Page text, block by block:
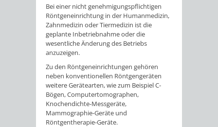
Bei einer nicht genehmigungspflichtigen
Röntgeneinrichtung in der Humanmedizin,
Zahnmedizin oder Tiermedizin ist die
geplante Inbetriebnahme oder die
wesentliche Änderung des Betriebs
anzuzeigen.
Zu den Röntgeneinrichtungen gehören
neben konventionellen Röntgengeräten
weitere Gerätearten, wie zum Beispiel C-
Bögen, Computertomographen,
Knochendichte-Messgeräte,
Mammographie-Geräte und
Röntgentherapie-Geräte.